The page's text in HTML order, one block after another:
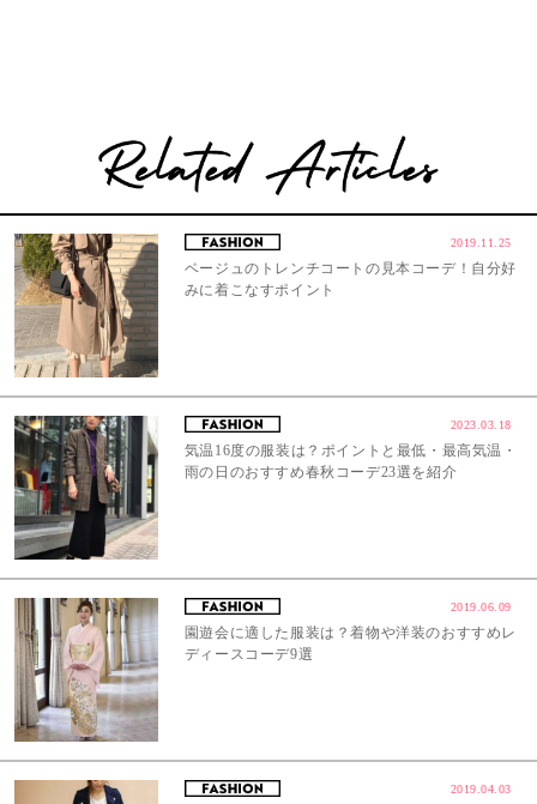
2019.11.25
ベージュのトレンチコートの見本コーデ！自分好
みに着こなすポイント
2023.03.18
気温16度の服装は？ポイントと最低・最高気温・
雨の日のおすすめ春秋コーデ23選を紹介
2019.06.09
園遊会に適した服装は？着物や洋装のおすすめレ
ディースコーデ9選
2019.04.03